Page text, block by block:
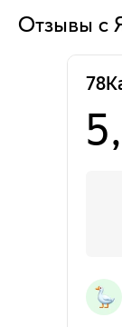
Отзывы с